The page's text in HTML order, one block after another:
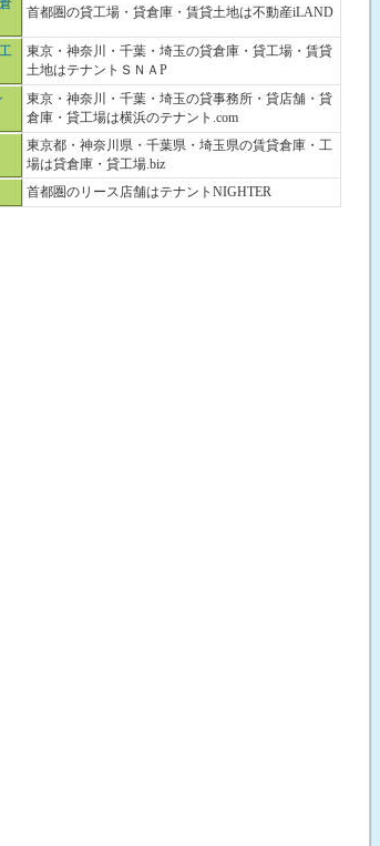
首都圏の貸工場・貸倉庫・賃貸土地は不動産iLAND
東京・神奈川・千葉・埼玉の貸倉庫・貸工場・賃貸
土地はテナントＳＮＡP
東京・神奈川・千葉・埼玉の貸事務所・貸店舗・貸
倉庫・貸工場は横浜のテナント.com
東京都・神奈川県・千葉県・埼玉県の賃貸倉庫・工
場は貸倉庫・貸工場.biz
首都圏のリース店舗はテナントNIGHTER